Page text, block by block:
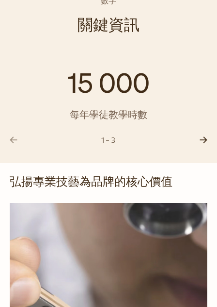
關鍵資訊
15 000
每年學徒教學時數
1 - 3
弘揚專業技藝為品牌的核心價值